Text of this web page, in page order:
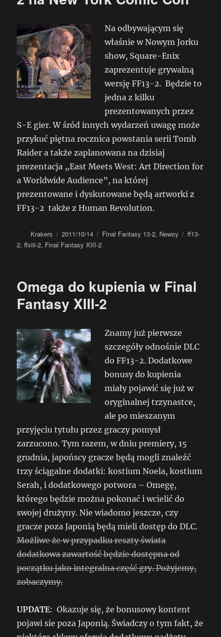
Na odbywającym się
właśnie w Nowym Jorku
show, Square-Enix
zaprezentuje grywalną
wersję FF13-2. Będzie to
jedna z kilku
prezentowanych przez
S-E gier. W śród innych wydarzeń uwagę może
przykuć piętna rocznica powstania serii Tomb
Raider a także zaplanowana na dzisiaj
prezentacja „East Meets West: Art Direction for
a Worldwide Audience”, na której
prezentowane i dyskutowane będą artworki z
FF13-2 także z Human Revolution.
Autor
Krakers
Data
publikacji
2011/10/14 Kategorie
Final Fantasy 13-2, Newsy Tagi
ff13-
2,ffxiii-2, Final Fantasy XIII-2
Omega do kupienia w Final
Fantasy XIII-2
Znamy już pierwsze
szczegóły odnośnie DLC
do FF13-2. Dodatkowe
bonusy do kupienia
miały pojawić się już w
oryginalnej trzynastce,
ale po mieszanym
przyjęciu tytułu przez graczy pomysł
zarzucono. Tym razem, w dniu premiery, 15
grudnia, japońscy gracze będą mogli znaleźć
trzy ściągalne dodatki: kostium Noela, kostium
Serah, i dodatkowego potwora – Omegę,
którego będzie można pokonać i wcielić do
swojej drużyny. Nie wiadomo jeszcze, czy
gracze poza Japonią będą mieli dostęp do DLC.
Możliwe że w przypadku reszty świata
dodatkowa zawartość będzie dostępna od
początku jako integralna część gry. Pożyjemy,
zobaczymy.
UPDATE: Okazuje się, że bonusowy kontent
pojawi sie poza Japonią. Świadczy o tym fakt, że